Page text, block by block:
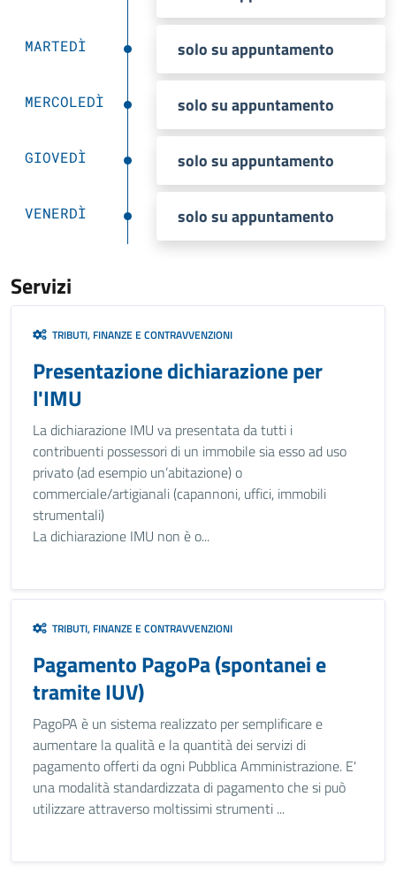
MARTEDÌ solo su appuntamento
MERCOLEDÌ solo su appuntamento
GIOVEDÌ solo su appuntamento
VENERDÌ solo su appuntamento
Servizi
TRIBUTI, FINANZE E CONTRAVVENZIONI
Presentazione dichiarazione per
l'IMU
La dichiarazione IMU va presentata da tutti i
contribuenti possessori di un immobile sia esso ad uso
privato (ad esempio un’abitazione) o
commerciale/artigianali (capannoni, uffici, immobili
strumentali)
La dichiarazione IMU non è o...
TRIBUTI, FINANZE E CONTRAVVENZIONI
Pagamento PagoPa (spontanei e
tramite IUV)
PagoPA è un sistema realizzato per semplificare e
aumentare la qualità e la quantità dei servizi di
pagamento offerti da ogni Pubblica Amministrazione. E'
una modalità standardizzata di pagamento che si può
utilizzare attraverso moltissimi strumenti ...